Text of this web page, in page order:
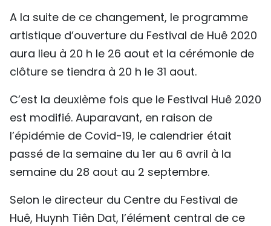
ESPAÑOL
A la suite de ce changement, le programme
artistique d’ouverture du Festival de Huê 2020
aura lieu à 20 h le 26 aout et la cérémonie de
clôture se tiendra à 20 h le 31 aout.
C’est la deuxième fois que le Festival Huê 2020
est modifié. Auparavant, en raison de
l’épidémie de Covid-19, le calendrier était
passé de la semaine du 1er au 6 avril à la
semaine du 28 aout au 2 septembre.
Selon le directeur du Centre du Festival de
Huê, Huynh Tiên Dat, l’élément central de ce